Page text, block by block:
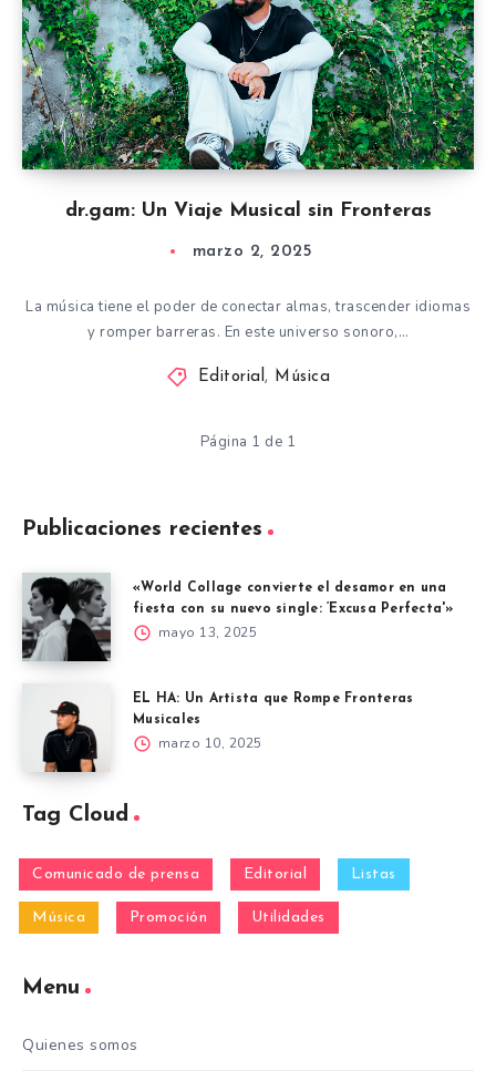
dr.gam: Un Viaje Musical sin Fronteras
marzo 2, 2025
La música tiene el poder de conectar almas, trascender idiomas
y romper barreras. En este universo sonoro,…
Editorial, Música
Página 1 de 1
Publicaciones recientes
«World Collage convierte el desamor en una
fiesta con su nuevo single: ‘Excusa Perfecta'»
mayo 13, 2025
EL HA: Un Artista que Rompe Fronteras
Musicales
marzo 10, 2025
Tag Cloud
Comunicado de prensa Editorial Listas
Música Promoción Utilidades
Menu
Quienes somos